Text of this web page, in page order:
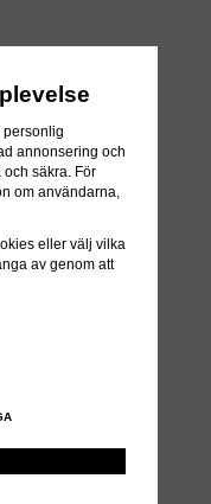
personlig
annonsering och
säkra. För
om användarna,
eller välj vilka
av genom att